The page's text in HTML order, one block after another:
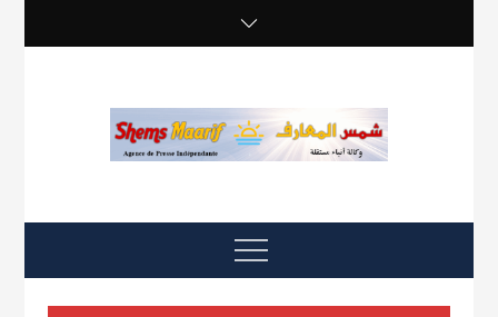
Menu